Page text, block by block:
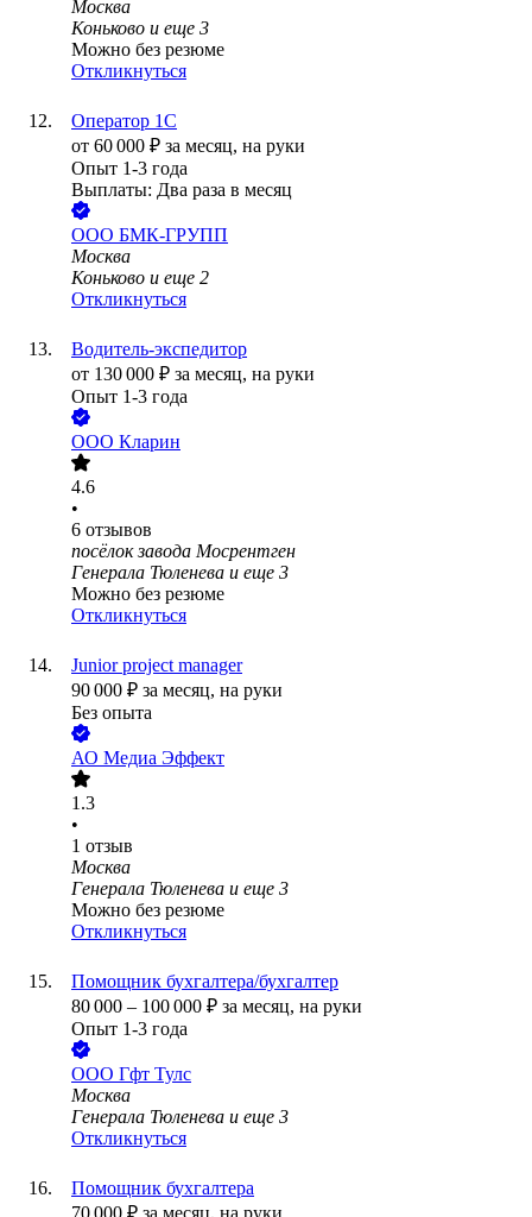
Москва
Коньково и еще 3
Можно без резюме
Откликнуться
Оператор 1С
от 60 000 ₽ за месяц, на руки
Опыт 1-3 года
Выплаты: Два раза в месяц
ООО БМК-ГРУПП
Москва
Коньково и еще 2
Откликнуться
Водитель-экспедитор
от 130 000 ₽ за месяц, на руки
Опыт 1-3 года
ООО Кларин
4.6
•
6 отзывов
посёлок завода Мосрентген
Генерала Тюленева и еще 3
Можно без резюме
Откликнуться
Junior project manager
90 000 ₽ за месяц, на руки
Без опыта
АО Медиа Эффект
1.3
•
1 отзыв
Москва
Генерала Тюленева и еще 3
Можно без резюме
Откликнуться
Помощник бухгалтера/бухгалтер
80 000 – 100 000 ₽ за месяц, на руки
Опыт 1-3 года
ООО Гфт Тулс
Москва
Генерала Тюленева и еще 3
Откликнуться
Помощник бухгалтера